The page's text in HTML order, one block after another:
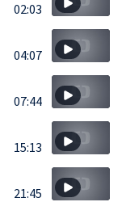
02:03
04:07
07:44
15:13
21:45